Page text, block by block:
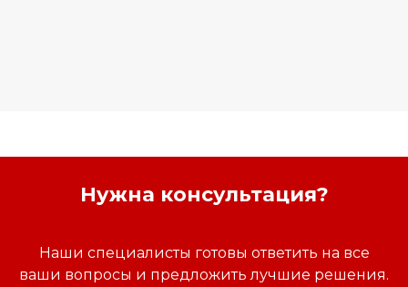
Нужна консультация?
Наши специалисты готовы ответить на все
ваши вопросы и предложить лучшие решения.